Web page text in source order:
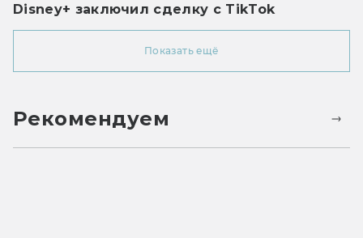
Disney+ заключил сделку с TikTok
Показать ещё
Рекомендуем